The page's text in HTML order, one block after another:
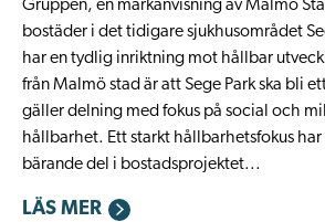
Gruppen, en markanvisning av Malmö
bostäder i det tidigare sjukhusområdet
har en tydlig inriktning mot hållbar
från Malmö stad är att Sege Park ska bli
gäller delning med fokus på social och
hållbarhet. Ett starkt hållbarhetsfokus har
bärande del i bostadsprojektet...
LÄS MER